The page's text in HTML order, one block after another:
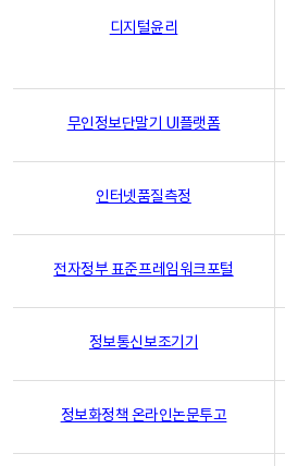
디지털윤리
무인정보단말기 UI플랫폼
인터넷품질측정
전자정부 표준프레임워크포털
정보통신보조기기
정보화정책 온라인논문투고